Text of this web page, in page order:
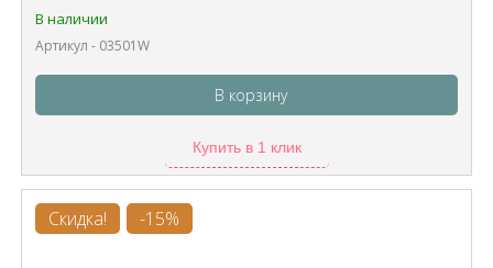
В наличии
Артикул - 03501W
В корзину
Купить в 1 клик
Скидка! -15%